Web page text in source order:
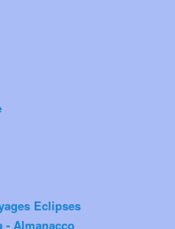
Eclipses
- Almanacco